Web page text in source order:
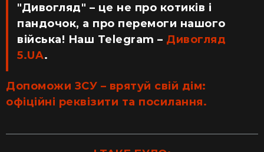
"Дивогляд" – це не про котиків і
пандочок, а про перемоги нашого
війська! Наш Telegram – Дивогляд
5.UA.
Допоможи ЗСУ – врятуй свій дім:
офіційні реквізити та посилання.